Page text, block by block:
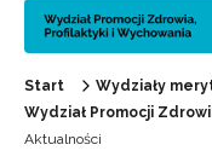
Start
Wydziały
Wydział Promocji
Aktualności